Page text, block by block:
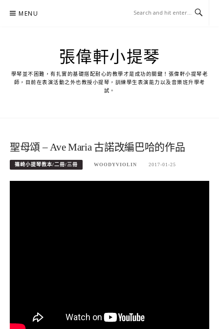
MENU
張偉軒小提琴
學琴並不困難，有扎實的基礎搭配耐心的教學才是成功的關鍵！張偉軒小提琴老
師，目前在表演活動之外也教授小提琴，訓練學生表演能力以及音樂班升學考
試。
聖母頌 – Ave Maria 古諾改編巴哈的作品
篠崎小提琴教本/二冊/三冊 WOODYVIOLIN 2017-01-25